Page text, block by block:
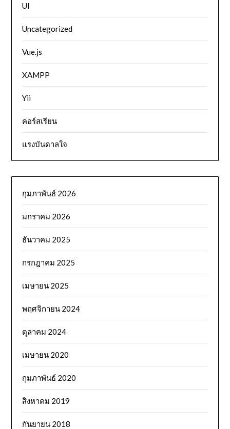
UI
Uncategorized
Vue.js
XAMPP
Yii
คอร์สเรียน
แรงบันดาลใจ
กุมภาพันธ์ 2026
มกราคม 2026
ธันวาคม 2025
กรกฎาคม 2025
เมษายน 2025
พฤศจิกายน 2024
ตุลาคม 2024
เมษายน 2020
กุมภาพันธ์ 2020
สิงหาคม 2019
กันยายน 2018